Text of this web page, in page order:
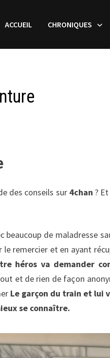
ACCUEIL CHRONIQUES
des conseils sur 4chan ?
de maladresse
remercier et en ayant
héros va demander
et de rien de façon
Le garçon du train et lui
se connaître.